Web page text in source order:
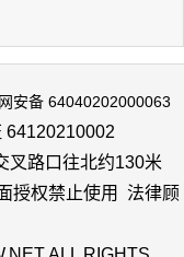
安备 64040202000063
64120210002
叉路口往北约130米
授权禁止使用 法律顾